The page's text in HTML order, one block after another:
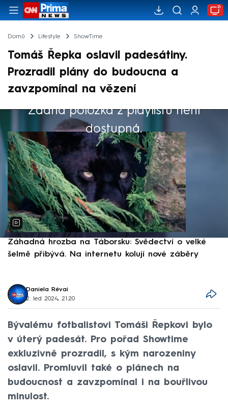
Domů Lifestyle ShowTime
Tomáš Řepka oslavil padesátiny.
Prozradil plány do budoucna a
zavzpomínal na vězení
Žádná položka z playlistu není
dostupná.
Výběr redakce
Záhadná hrozba na Táborsku: Svědectví o velké
šelmě přibývá. Na internetu kolují nové záběry
Daniela Révai
2. led 2024, 21:20
Bývalému fotbalistovi Tomáši Řepkovi bylo
v úterý padesát. Pro pořad Showtime
exkluzivně prozradil, s kým narozeniny
oslavil. Promluvil také o plánech na
budoucnost a zavzpomínal i na bouřlivou
minulost.